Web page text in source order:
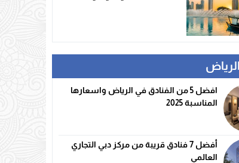
افضل 5 من الفنادق في الرياض واسعارها
المناسبة 2025
أفضل 7 فنادق قريبة من مركز دبي التجاري
العالمي